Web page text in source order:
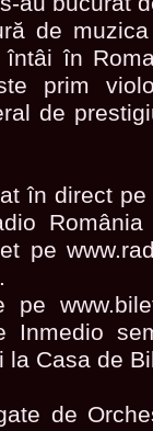
de
în
prim
de
în direct
pe
pe
Inmedio
la Casa de
de